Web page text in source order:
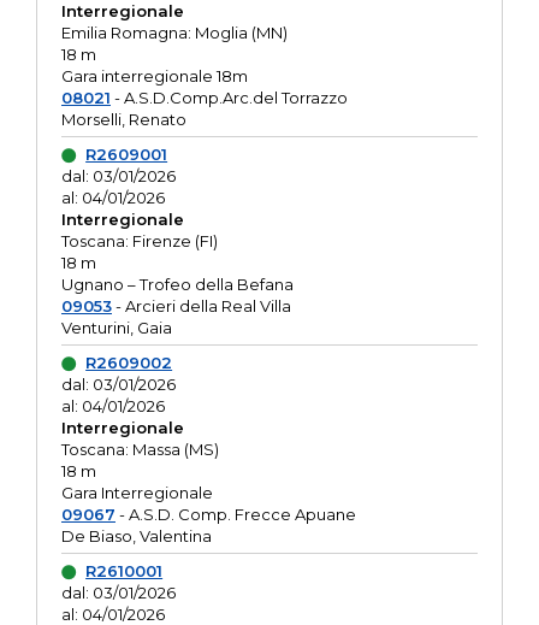
Interregionale
Emilia Romagna: Moglia (MN)
18 m
Gara interregionale 18m
08021 - A.S.D.Comp.Arc.del Torrazzo
Morselli, Renato
R2609001
dal: 03/01/2026
al: 04/01/2026
Interregionale
Toscana: Firenze (FI)
18 m
Ugnano – Trofeo della Befana
09053- Arcieri della Real Villa
Venturini, Gaia
R2609002
dal: 03/01/2026
al: 04/01/2026
Interregionale
Toscana: Massa (MS)
18 m
Gara Interregionale
09067 - A.S.D. Comp. Frecce Apuane
De Biaso, Valentina
R2610001
dal: 03/01/2026
al: 04/01/2026